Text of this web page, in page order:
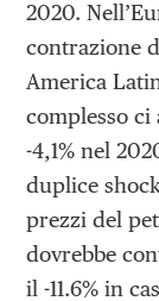
2020.
contrazione
America
complesso
-4,1% nel
duplice
prezzi del
dovrebbe
il -11.6% in